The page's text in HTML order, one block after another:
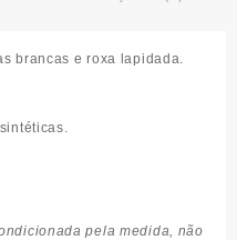
brancas e roxa lapidada.
pela medida, não